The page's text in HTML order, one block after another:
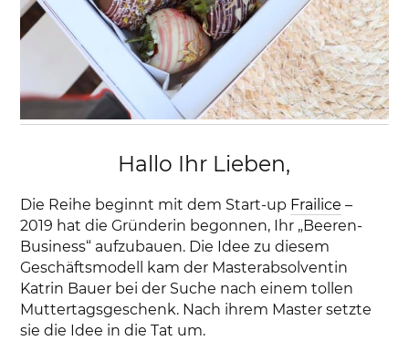
Hallo Ihr Lieben,
Die Reihe beginnt mit dem Start-up Frailice –
2019 hat die Gründerin begonnen, Ihr „Beeren-
Business“ aufzubauen. Die Idee zu diesem
Geschäftsmodell kam der Masterabsolventin
Katrin Bauer bei der Suche nach einem tollen
Muttertagsgeschenk. Nach ihrem Master setzte
sie die Idee in die Tat um.